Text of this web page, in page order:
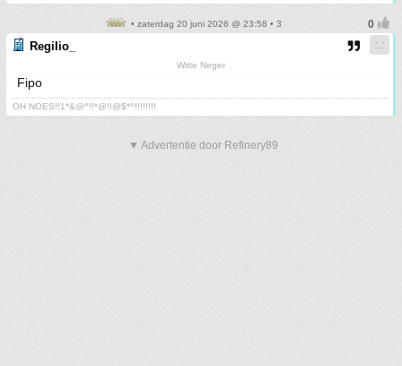
• zaterdag 20 juni 2026 @ 23:58 • 3
Regilio_
Witte Neger
Fipo
OH NOES!!1*&@^!!*@!!@$*^!!!!!!!!
▼ Advertentie door Refinery89